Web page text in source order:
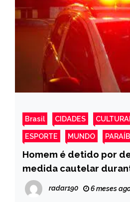
Brasil CIDADES
ESPORTE MUNDO
Homem é detido por
medida cautelar
Cajazeiras
radar190 6 meses